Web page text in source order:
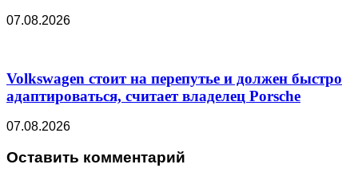
07.08.2026
Volkswagen стоит на перепутье и должен быстро
адаптироваться, считает владелец Porsche
07.08.2026
Оставить комментарий